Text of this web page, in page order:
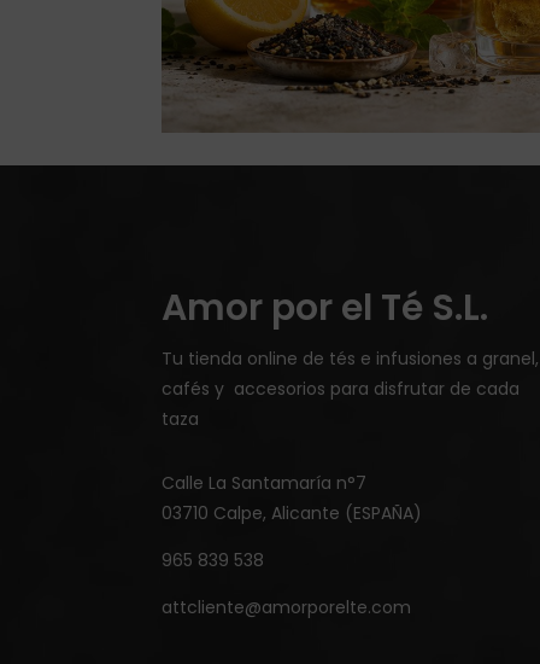
Amor por el Té S.L.
Tu tienda online de tés e infusiones a granel,
cafés y accesorios para disfrutar de cada
taza
Calle La Santamaría n°7
03710 Calpe, Alicante (ESPAÑA)
965 839 538
attcliente@amorporelte.com